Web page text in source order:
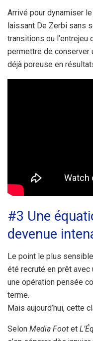
Arrivé pour dynamiser le
laissant De Zerbi sans
transitions ou l’entrejeu
permettre de conserver
déjà poreuse en
#3 Une
devenue
Le point le plus
été recruté en prêt avec
une opération pensée
terme.
Mais aujourd’hui, cette
Selon Media Foot et